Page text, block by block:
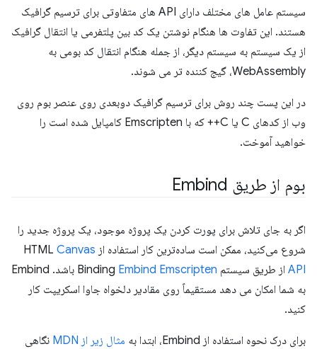
سیستم عامل های مختلف دارای API های متفاوتی برای ترسیم گرافیک
هستند. این تفاوت ها هنگام نوشتن یک کد بین پلتفرمی یا انتقال گرافیک
از یک سیستم به سیستم دیگر، از جمله هنگام انتقال کد بومی به
WebAssembly، گیج کننده تر می شوند.
در این پست چند روش برای ترسیم گرافیک دوبعدی روی عنصر بوم روی
وب از کدهای C یا C++ که با Emscripten کامپایل شده است را
خواهید آموخت.
بوم از طریق Embind
اگر به جای تلاش برای پورت کردن یک پروژه موجود، یک پروژه جدید را
شروع می‌کنید، ممکن است ساده‌ترین کار استفاده از HTML Canvas
API از طریق سیستم Binding Embind Emscripten
باشد. Embind
به شما امکان می دهد مستقیماً روی مقادیر دلخواه جاوا اسکریپت کار
کنید.
برای درک نحوه استفاده از Embind، ابتدا به مثال زیر از MDN
نگاهی